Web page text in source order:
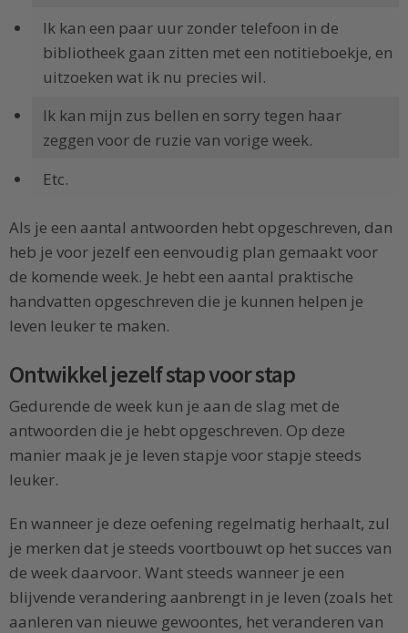
Ik kan een paar uur zonder telefoon in de
bibliotheek gaan zitten met een notitieboekje, en
uitzoeken wat ik nu precies wil.
Ik kan mijn zus bellen en sorry tegen haar
zeggen voor de ruzie van vorige week.
Etc.
Als je een aantal antwoorden hebt opgeschreven, dan
heb je voor jezelf een eenvoudig plan gemaakt voor
de komende week. Je hebt een aantal praktische
handvatten opgeschreven die je kunnen helpen je
leven leuker te maken.
Ontwikkel jezelf stap voor stap
Gedurende de week kun je aan de slag met de
antwoorden die je hebt opgeschreven. Op deze
manier maak je je leven stapje voor stapje steeds
leuker.
En wanneer je deze oefening regelmatig herhaalt, zul
je merken dat je steeds voortbouwt op het succes van
de week daarvoor. Want steeds wanneer je een
blijvende verandering aanbrengt in je leven (zoals het
aanleren van nieuwe gewoontes, het veranderen van